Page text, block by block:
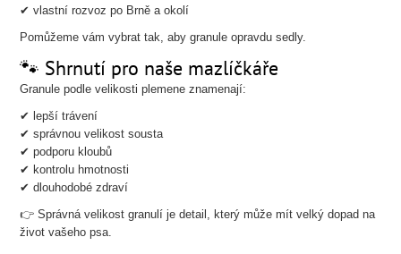
✔ vlastní rozvoz po Brně a okolí
Pomůžeme vám vybrat tak, aby granule opravdu sedly.
🐾 Shrnutí pro naše mazlíčkáře
Granule podle velikosti plemene znamenají:
✔ lepší trávení
✔ správnou velikost sousta
✔ podporu kloubů
✔ kontrolu hmotnosti
✔ dlouhodobé zdraví
👉 Správná velikost granulí je detail, který může mít velký dopad na
život vašeho psa.